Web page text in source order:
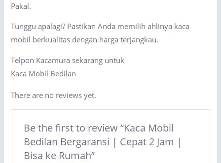
Pakal.
Tunggu apalagi? Pastikan Anda memilih ahlinya kaca
mobil berkualitas dengan harga terjangkau.
Telpon Kacamura sekarang untuk
Kaca Mobil Bedilan
There are no reviews yet.
Be the first to review “Kaca Mobil
Bedilan Bergaransi | Cepat 2 Jam |
Bisa ke Rumah”